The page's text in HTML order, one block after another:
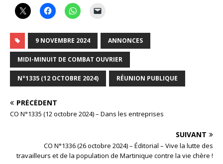
9 NOVEMBRE 2024 ANNONCES
MIDI-MINUIT DE COMBAT OUVRIER
N°1335 (12 OCTOBRE 2024) RÉUNION PUBLIQUE
PRÉCÉDENT
CO N°1335 (12 octobre 2024) – Dans les entreprises
SUIVANT
CO N°1336 (26 octobre 2024) – Éditorial – Vive la lutte des
travailleurs et de la population de Martinique contre la vie chère !